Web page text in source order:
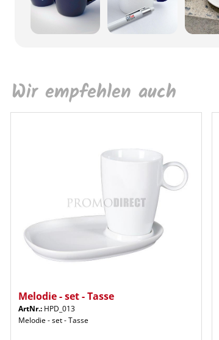
Wir empfehlen auch
Melodie - set - Tasse
ArtNr.: HPD_013
Melodie - set - Tasse